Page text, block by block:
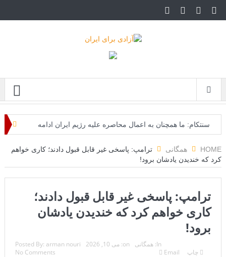
Menu
سنتکام: ما همچنان به اعمال محاصره علیه رژیم ایران ادامه
اسرائیل: حزب‌الله توافق آتش‌بس را نقض کرده، اقدام
حمله دوباره حوثی‌ها به عربستان؛ سپاه: هیچ توافقی را نهایی
نخواهیم کرد+تحلیل
ترامپ: سرمایه‌گذاران دریافته‌اند که آمریکا در حال پیروزی است
HOME همگانی
ترامپ: پاسخی غیر قابل قبول دادند؛ کاری خواهم
کرد که خندیدن یادشان برود!
ترامپ: پاسخی غیر قابل قبول دادند؛
کاری خواهم کرد که خندیدن یادشان
برود!
Posted By: arman nouri on: می 10, 2026 In: همگانی
No Comments
چاپ Email